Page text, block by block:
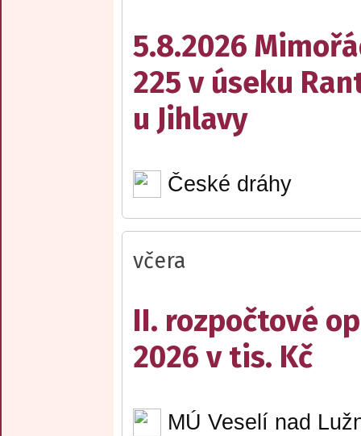
5.8.2026
225 v úseku
u Jihlavy
České dráhy
včera
II. rozpočtové
2026 v tis. Kč
MÚ Veselí nad